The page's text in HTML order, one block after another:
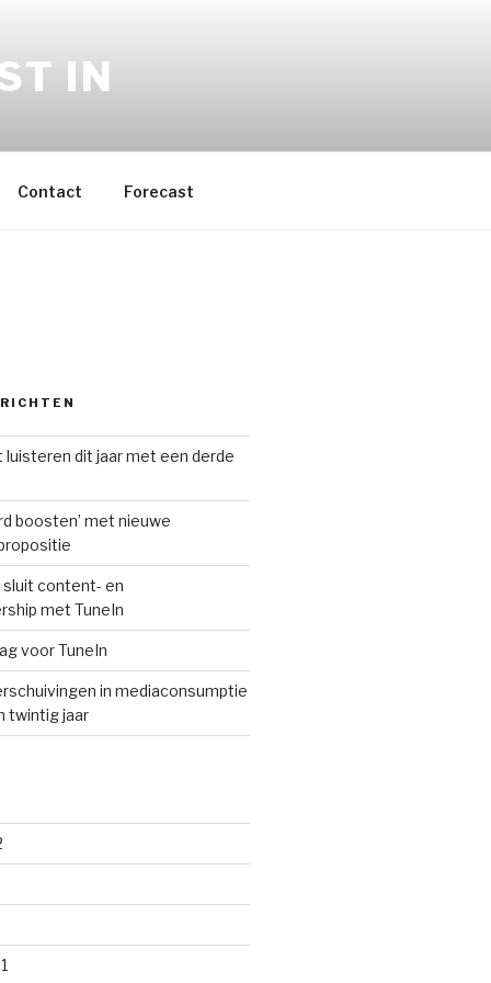
IN
Contact Forecast
luisteren dit jaar met een derde
boosten’ met nieuwe
content- en
met TuneIn
voor TuneIn
in mediaconsumptie
twintig jaar